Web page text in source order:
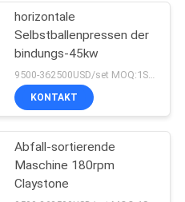
horizontale
Selbstballenpressen der
bindungs-45kw
9500-362500USD/set MOQ:1SET
KONTAKT
Abfall-sortierende
Maschine 180rpm
Claystone